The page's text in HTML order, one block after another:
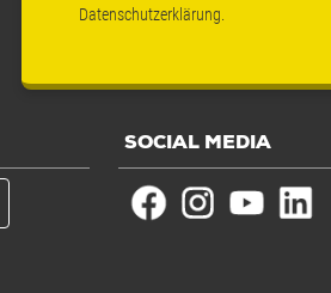
Datenschutzerklärung
SOCIAL MEDIA